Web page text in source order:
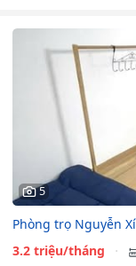
5
Phòng trọ Nguyễn
3.2 triệu/tháng